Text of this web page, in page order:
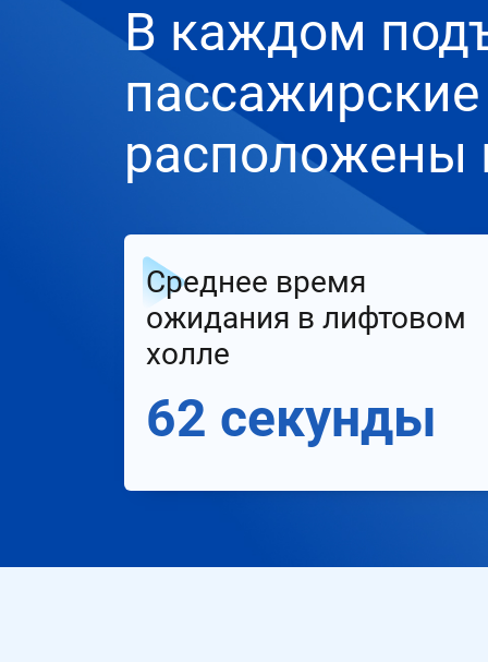
В каждом
расположены
Среднее время
ожидания в лифтовом
холле
62 секунды